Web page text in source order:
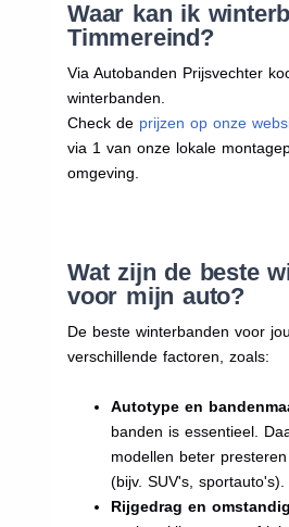
Waar kan ik
Timmereind?
Via Autobanden Prijsvechter
winterbanden.
Check de prijzen op onze
via 1 van onze lokale
omgeving.
Wat zijn de beste
voor mijn auto?
De beste winterbanden voor
verschillende factoren, zoals:
Autotype en
banden is essentieel.
modellen beter
(bijv. SUV's, sportauto's).
Rijgedrag en